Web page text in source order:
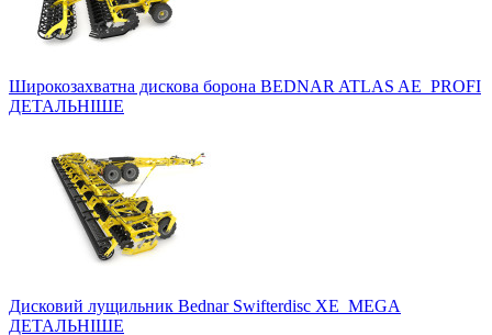
Широкозахватна дискова борона BEDNAR ATLAS AE_PROFI
ДЕТАЛЬНІШЕ
Дисковий лущильник Bednar Swifterdisc XE_MEGA
ДЕТАЛЬНІШЕ